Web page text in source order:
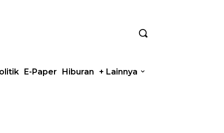
E-Paper Hiburan + Lainnya